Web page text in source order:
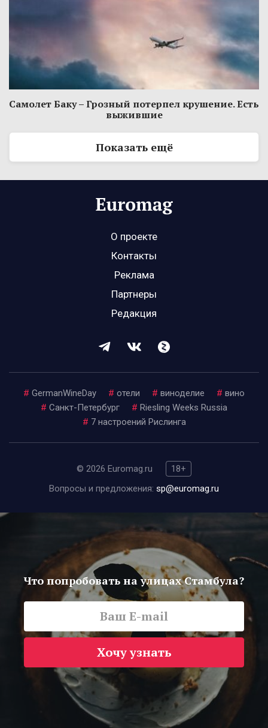
Самолет Баку – Грозный потерпел крушение. Есть
выжившие
Показать ещё
О проекте
Контакты
Реклама
Партнеры
Редакция
# GermanWineDay # отели # виноделие # вино
# Санкт-Петербург # Riesling Weeks Russia
# 7 настроений Рислинга
© 2026 Euromag.ru
18+
Вопросы и предложения: sp@euromag.ru
Что попробовать на улицах Стамбула?
Хочу узнать